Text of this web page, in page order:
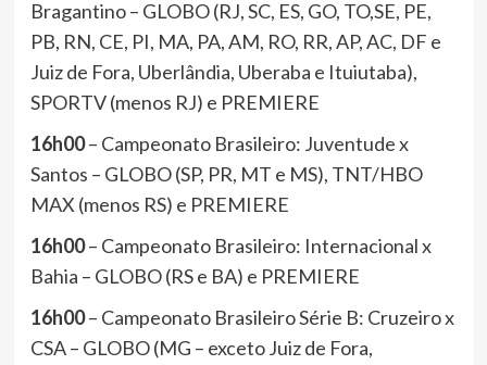
Bragantino – GLOBO (RJ, SC, ES, GO, TO,SE, PE,
PB, RN, CE, PI, MA, PA, AM, RO, RR, AP, AC, DF e
Juiz de Fora, Uberlândia, Uberaba e Ituiutaba),
SPORTV (menos RJ) e PREMIERE
16h00– Campeonato Brasileiro: Juventude x
Santos – GLOBO (SP, PR, MT e MS), TNT/HBO
MAX (menos RS) e PREMIERE
16h00– Campeonato Brasileiro: Internacional x
Bahia – GLOBO (RS e BA) e PREMIERE
16h00– Campeonato Brasileiro Série B: Cruzeiro x
CSA – GLOBO (MG – exceto Juiz de Fora,